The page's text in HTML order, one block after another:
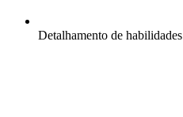
Detalhamento de habilidades